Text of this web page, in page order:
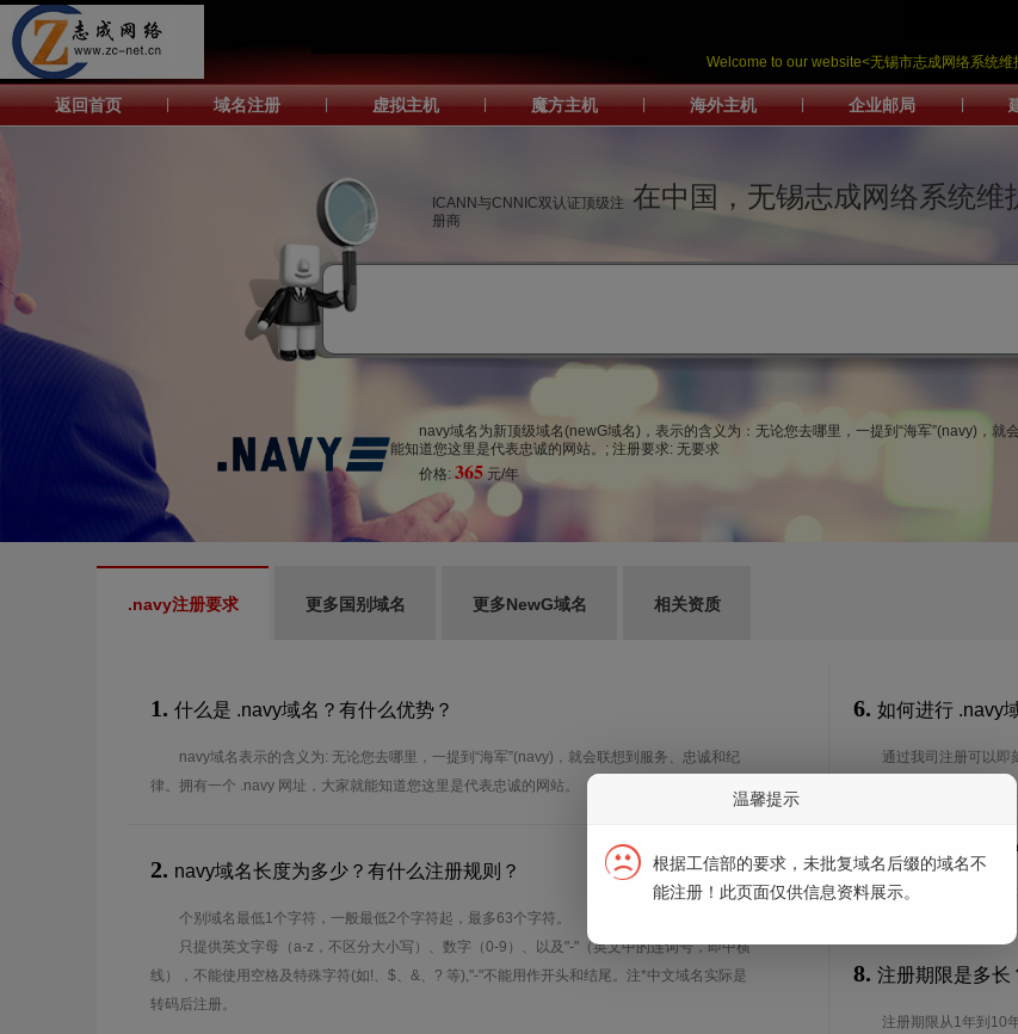
Welcome to our website<无锡市志成网络系统
返回首页 | 域名注册 | 虚拟主机 | 魔方主机 | 海外主机 | 企业邮局 |
ICANN与CNNIC双认证顶级注
册商
在中国，无锡志成网络系统维
navy域名为新顶级域名(newG域名)，表示的含义为：无论您去哪里，一提到“海军”(navy)，
能知道您这里是代表忠诚的网站。; 注册要求: 无要求
价格: 365 元/年
.navy注册要求 更多国别域名 更多NewG域名 相关资质
1. 什么是 .navy域名？有什么优势？
navy域名表示的含义为: 无论您去哪里，一提到“海军”(navy)，就会联想到服务、忠诚和纪
律。拥有一个 .navy 网址，大家就能知道您这里是代表忠诚的网站。
2. navy域名长度为多少？有什么注册规则？
个别域名最低1个字符，一般最低2个字符起，最多63个字符。
只提供英文字母（a-z，不区分大小写）、数字（0-9）、以及"-"（英文中的连词号，即中横
线），不能使用空格及特殊字符(如!、$、&、? 等),"-"不能用作开头和结尾。注*中文域名实际是
转码后注册。
6. 如何进行 .navy
通过我司注册可以即
谁可以注册
想了解.navy域名的
8. 注册期限是多长
注册期限从1年到10年
温馨提示
根据工信部的要求，未批复域名后缀的域名不
能注册！此页面仅供信息资料展示。